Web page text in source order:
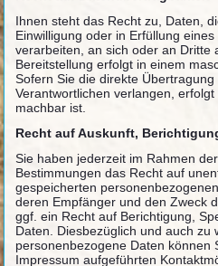
Ihnen steht das Recht zu, Daten,
Einwilligung oder in Erfüllung
verarbeiten, an sich oder an Dritte
Bereitstellung erfolgt in einem
Sofern Sie die direkte
Verantwortlichen verlangen,
machbar ist.
Recht auf Auskunft,
Sie haben jederzeit im Rahmen
Bestimmungen das Recht auf
gespeicherten
deren Empfänger und den Zweck
ggf. ein Recht auf Berichtigung,
Daten. Diesbezüglich und auch zu
personenbezogene Daten können
Impressum aufgeführten